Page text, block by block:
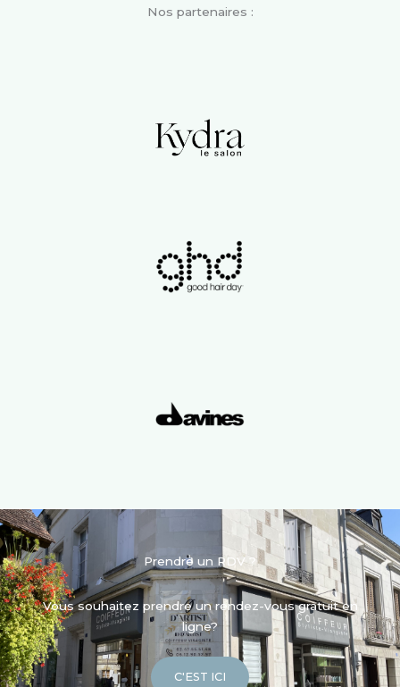
Nos partenaires :
Prendre un RDV ?
Vous souhaitez prendre un rendez-vous gratuit en
ligne?
C'EST ICI